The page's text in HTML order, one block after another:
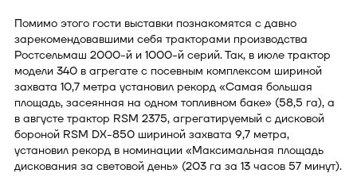
Помимо этого гости выставки познакомятся с давно
зарекомендовавшими себя тракторами производства
Ростсельмаш 2000-й и 1000-й серий. Так, в июле трактор
модели 340 в агрегате с посевным комплексом шириной
захвата 10,7 метра установил рекорд «Самая большая
площадь, засеянная на одном топливном баке» (58,5 га), а
в августе трактор RSM 2375, агрегатируемый с дисковой
бороной RSM DX-850 шириной захвата 9,7 метра,
установил рекорд в номинации «Максимальная площадь
дискования за световой день» (203 га за 13 часов 57 минут).